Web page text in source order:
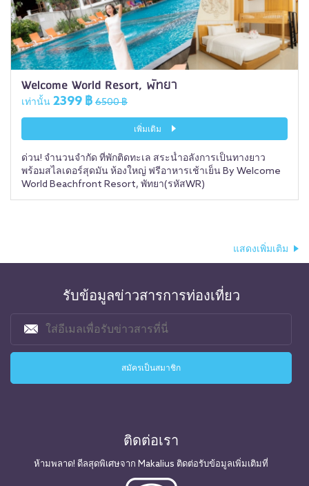
Welcome World Resort, พัทยา
เท่านั้น 2399 ฿ 6500 ฿
เพิ่มเติม
ด่วน! จำนวนจำกัด ที่พักติดทะเล สระน้ำอลังการเป็นทางยาว
พร้อมสไลเดอร์สุดมัน ห้องใหญ่ ฟรีอาหารเช้าเย็น By Welcome
World Beachfront Resort, พัทยา(รหัสWR)
แสดงเพิ่มเติม
รับข้อมูลข่าวสารการท่องเที่ยว
ติดต่อเรา
ห้ามพลาด! ดีลสุดพิเศษจาก Makalius ติดต่อรับข้อมูลเพิ่มเติมที่